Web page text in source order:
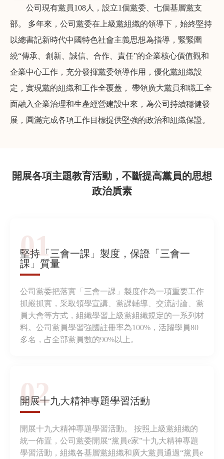
公司現有黨員108人，設立1個黨委、七個基層黨支
部。 多年來，公司黨委在上級黨組織的領導下，始終堅持
以總書記新時代中國特色社會主義思想為指導，緊緊圍
繞“傳承、創新、誠信、合作、責任”的企業核心價值觀和
企業中心工作，充分發揮黨委領導作用，優化黨組織設
定，實現黨的組織和工作全覆蓋， 帶領廣大黨員和職工全
面融入企業治理和生產經營建設中來，為公司持續穩健發
展，圓滿完成各項工作目標提供堅強的政治和組織保證。
開展各項主題教育活動，不斷提高黨員的思想
政治貭素
01
堅持「三會一課」製度，保證「三會一
課」質量
公司黨委把落實「三會一課」製度作為一項重要工作
抓嚴抓實，采取領學宣講、黨課輔導、交流討論、黨
員大會等方式，組織學習上級黨組織規定的一系列材
料。公司黨員學習強國註冊率為100%，活躍學員80
多名，占全部黨員數的90%以上。
02
開展十九大精神專題學習活動
開展十九大精神專題學習活動。 按照上級黨組織的
統一佈置，公司黨委開展“黨員e家”十九大精神專題
學習活動，組織各基層黨組織和廣大黨員通過“黨員e